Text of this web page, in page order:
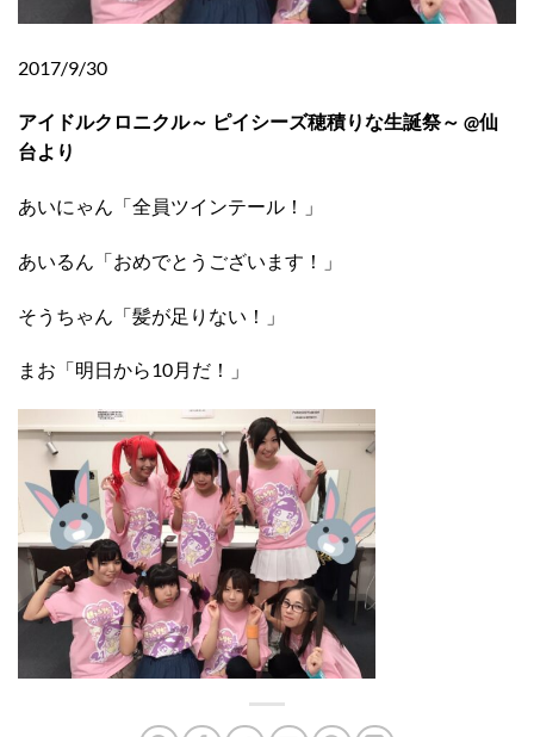
2017/9/30
アイドルクロニクル～ ピイシーズ穂積りな生誕祭～ @仙
台より
あいにゃん「全員ツインテール！」
あいるん「おめでとうございます！」
そうちゃん「髪が足りない！」
まお「明日から10月だ！」